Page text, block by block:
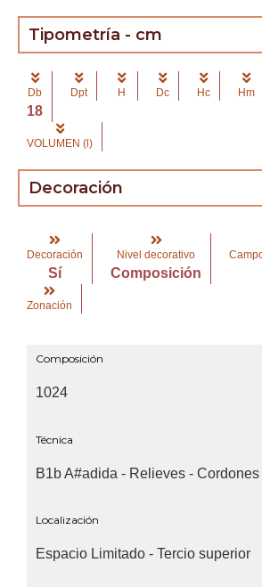
Tipometría - cm
Db
18
Dpt H Dc Hc Hm
VOLUMEN (l)
Decoración
Decoración
Sí
Nivel decorativo
Composición
Zonación
Composición
1024
Técnica
B1b A#adida - Relieves - Cordones
Localización
Espacio Limitado - Tercio superior